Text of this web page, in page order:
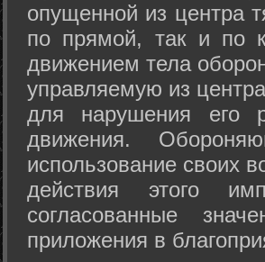
опущенной из центра
по прямой, так и по
движением тела
управляемую из
для нарушения его
движения.
использование своих
действия этого
согласованные
приложения в